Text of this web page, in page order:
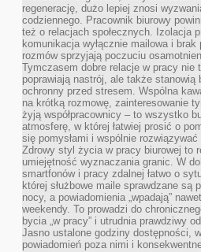
regenerację, dużo lepiej znosi
codziennego. Pracownik biurowy
też o relacjach społecznych. Izolacja
komunikacja wyłącznie mailowa i brak
rozmów sprzyjają poczuciu
Tymczasem dobre relacje w pracy nie
poprawiają nastrój, ale także stanowią
ochronny przed stresem. Wspólna
na krótką rozmowę, zainteresowanie
żyją współpracownicy – to wszystko
atmosferę, w której łatwiej prosić o
się pomysłami i wspólnie rozwiązywać
Zdrowy styl życia w pracy biurowej to
umiejętność wyznaczania granic. W
smartfonów i pracy zdalnej łatwo o
której służbowe maile sprawdzane są
nocy, a powiadomienia „wpadają”
weekendy. To prowadzi do
bycia „w pracy” i utrudnia prawdziwy
Jasno ustalone godziny dostępności,
powiadomień poza nimi i